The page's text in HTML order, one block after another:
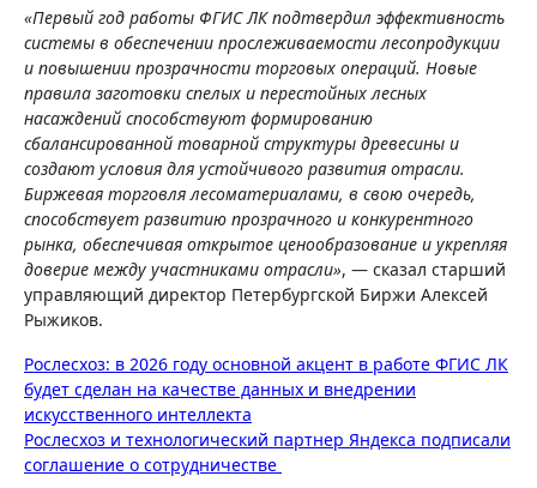
«Первый год работы ФГИС ЛК подтвердил эффективность
системы в обеспечении прослеживаемости лесопродукции
и повышении прозрачности торговых операций. Новые
правила заготовки спелых и перестойных лесных
насаждений способствуют формированию
сбалансированной товарной структуры древесины и
создают условия для устойчивого развития отрасли.
Биржевая торговля лесоматериалами, в свою очередь,
способствует развитию прозрачного и конкурентного
рынка, обеспечивая открытое ценообразование и укрепляя
доверие между участниками отрасли», — сказал старший
управляющий директор Петербургской Биржи Алексей
Рыжиков.
Навигация
по
записям
Рослесхоз: в 2026 году основной акцент в работе ФГИС ЛК
будет сделан на качестве данных и внедрении
искусственного интеллекта
Рослесхоз и технологический партнер Яндекса подписали
соглашение о сотрудничестве